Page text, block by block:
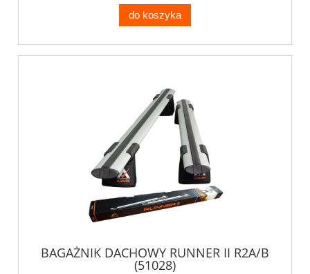
do koszyka
BAGAŻNIK DACHOWY RUNNER II R2A/B
(51028)